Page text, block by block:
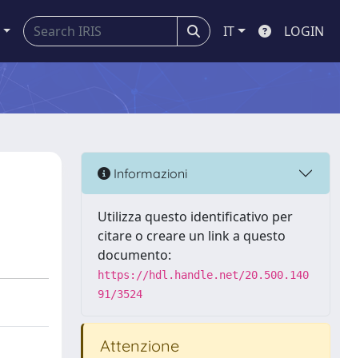
IT LOGIN
Informazioni
Utilizza questo identificativo per
citare o creare un link a questo
documento:
https://hdl.handle.net/20.500.140
91/3524
Attenzione